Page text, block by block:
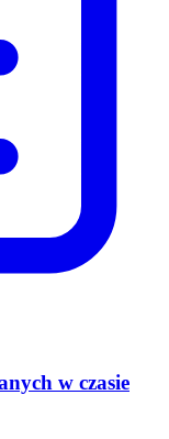
w czasie